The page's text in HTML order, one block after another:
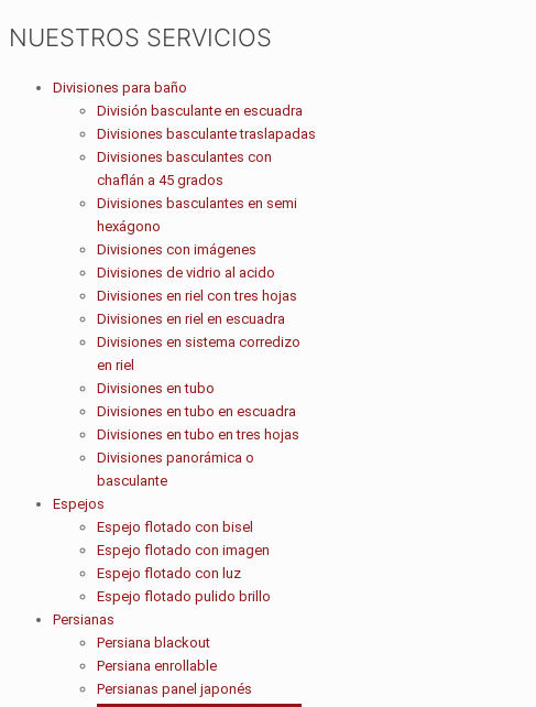
NUESTROS SERVICIOS
Divisiones para baño
División basculante en escuadra
Divisiones basculante traslapadas
Divisiones basculantes con
chaflán a 45 grados
Divisiones basculantes en semi
hexágono
Divisiones con imágenes
Divisiones de vidrio al acido
Divisiones en riel con tres hojas
Divisiones en riel en escuadra
Divisiones en sistema corredizo
en riel
Divisiones en tubo
Divisiones en tubo en escuadra
Divisiones en tubo en tres hojas
Divisiones panorámica o
basculante
Espejos
Espejo flotado con bisel
Espejo flotado con imagen
Espejo flotado con luz
Espejo flotado pulido brillo
Persianas
Persiana blackout
Persiana enrollable
Persianas panel japonés